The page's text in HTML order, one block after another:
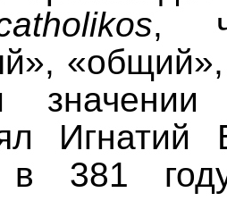
,
значении
Игнатий
в 381